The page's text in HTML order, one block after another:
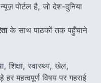
पोर्टल है, जो देश-दुनिया
के साथ पाठकों तक पहुँचाने
शिक्षा, स्वास्थ्य, खेल,
महत्वपूर्ण विषय पर गहराई